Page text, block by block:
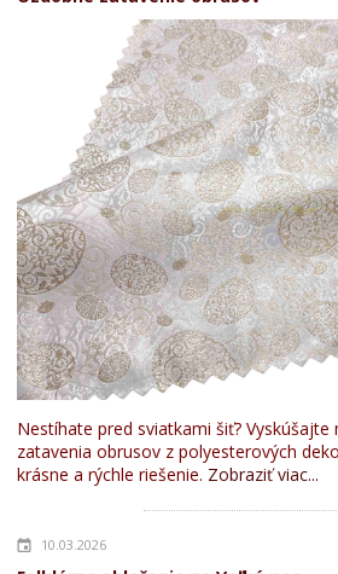
Nestíhate pred sviatkami šiť?
zatavenia obrusov z polyesterových
krásne a rýchle riešenie. Zobraziť viac...
10.03.2026